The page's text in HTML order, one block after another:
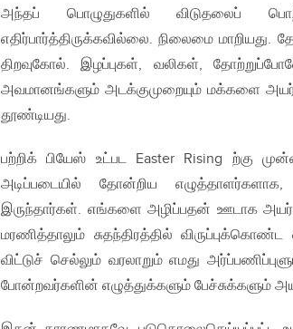
அந்தப் பொழுதுகளில் விடுதலைப்
எதிர்பார்த்திருக்கவில்லை. நிலைமை மாறியது.
திறவுகோல். இழப்புகள், வலிகள்,
அவமானங்களும் அடக்குமுறையும் மக்களை
தூண்டியது.
பற்றிக் பியேஸ் உட்பட Easter Rising ற்கு
அடிப்படையில் தோன்றிய
இருந்தார்கள். எங்களை அழிப்பதன் ஊடாக
மரணித்தாலும் சுதந்திரத்தில்
விட்டுச் செல்லும் வரலாறும் எமது
போன்றவர்களின் எழுத்துக்களும் பேச்சுக்களும்